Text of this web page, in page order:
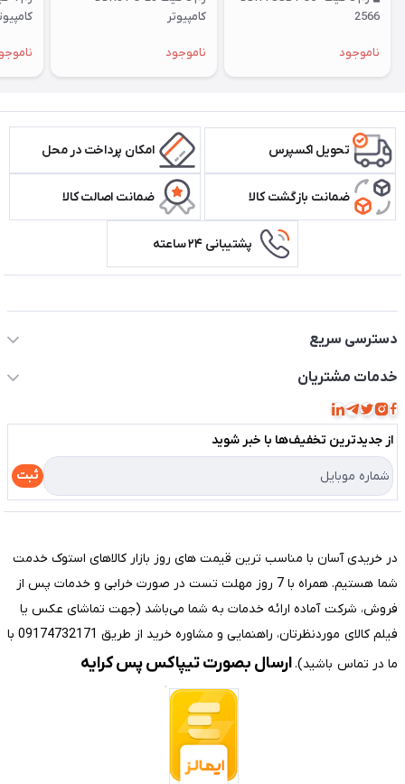
2566
ناموجود
کامپیوتر
ناموجود
تحویل اکسپرس امکان پرداخت در محل
ضمانت بازگشت کالا ضمانت اصالت کالا
پشتیبانی ۲۴ ساعته
دسترسی سریع
حساب کاربری
مجله فروشگاه
لیست محصولات
درباره ما
تماس با ما
خدمات مشتریان
قوانین و مقررات
حریم خصوصی
راهنما
از جدید‌ترین تخفیف‌ها با‌ خبر شوید
ثبت
در خریدی آسان با مناسب ترین قیمت های روز بازار کالاهای استوک خدمت
شما هستیم. همراه با 7 روز مهلت تست در صورت خرابی و خدمات پس از
فروش، شرکت آماده ارائه خدمات به شما می‌باشد (جهت تماشای عکس یا
فیلم کالای موردنظرتان، راهنمایی و مشاوره خرید از طریق 09174732171 با
ما در تماس باشید).ارسال بصورت تیپاکس پس کرایه